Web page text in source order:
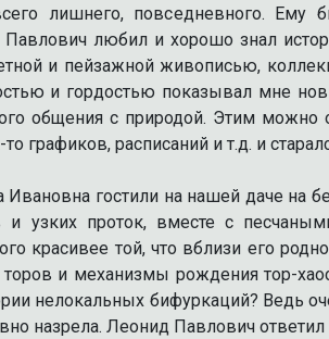
лишнего, повседневного. Ему
любил и хорошо знал
и пейзажной живописью,
и гордостью показывал мне
общения с природой. Этим можно
графиков, расписаний и т.д. и
гостили на нашей даче на
и узких проток, вместе с
красивее той, что вблизи его
и механизмы рождения тор-
нелокальных бифуркаций? Ведь
назрела. Леонид Павлович